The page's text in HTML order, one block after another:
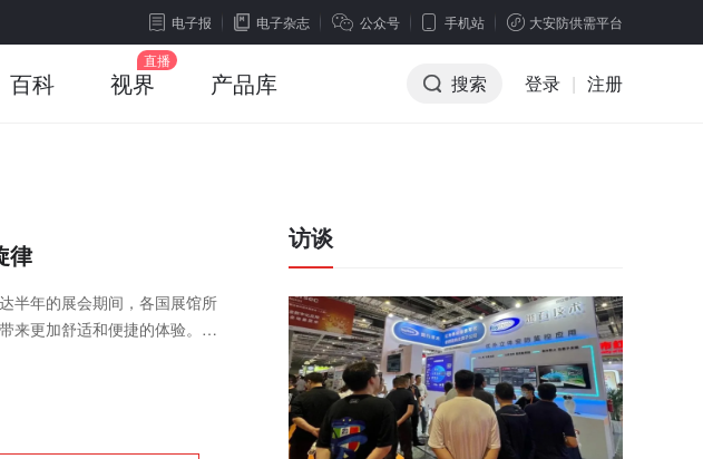
电子报 电子杂志 公众号 手机站 大安防供需平台
百科 视界 产品库 搜索 登录 | 注册
律
半年的展会期间，各国展馆所
来更加舒适和便捷的体验。我
访谈